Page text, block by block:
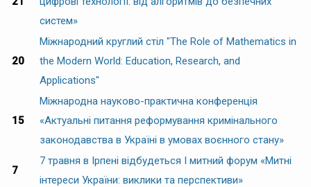
систем»
20
Міжнародний круглий стіл "The Role of Mathematics in
the Modern World: Education, Research, and
Applications"
15
Міжнародна науково-практична конференція
«Актуальні питання реформування кримінального
законодавства в Україні в умовах воєнного стану»
7
7 травня в Ірпені відбудеться І митний форум «Митні
інтереси України: виклики та перспективи»